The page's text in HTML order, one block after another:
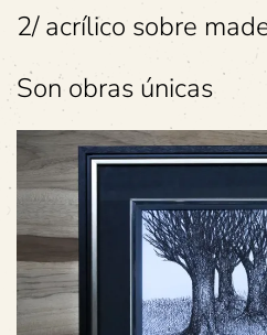
2/ acrílico sobre
Son obras únicas